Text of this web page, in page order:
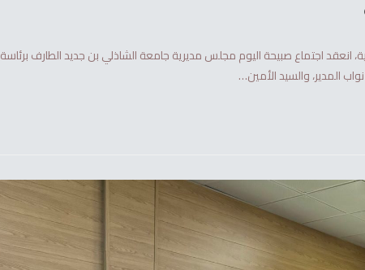
انعقد اجتماع صبيحة اليوم مجلس مديرية جامعة الشاذلي بن جديد الطارف برئاسة
المدير، والسيد الأمين…